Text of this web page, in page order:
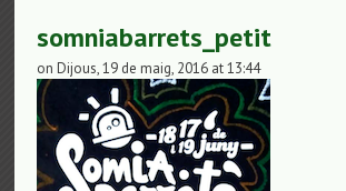
somniabarrets_petit
on Dijous, 19 de maig, 2016 at 13:44